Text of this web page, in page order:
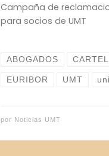
Campaña de
para socios de UMT
ABOGADOS
EURIBOR UMT
por Noticias UMT